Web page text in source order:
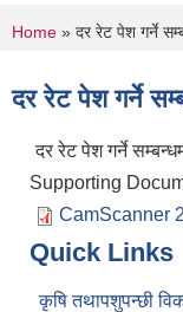
You are
Home » दर रेट पेश गर्ने
दर रेट पेश गर्ने
दर रेट पेश गर्ने
Supporting
CamScanner
Quick Links
कृषि तथापशुपन्छी